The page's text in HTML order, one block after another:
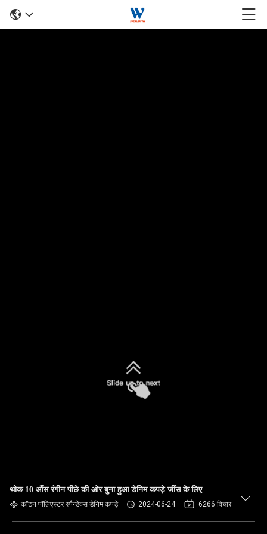
थोक 10 औंस रंगीन पीछे की ओर बुना हुआ डेनिम कपड़े जींस के लिए
कॉटन पॉलिएस्टर स्पैन्डेक्स डेनिम कपड़े 2024-06-24 6266 विचार